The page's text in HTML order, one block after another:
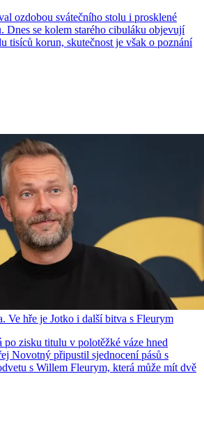
ozdobou svátečního stolu i prosklené
Dnes se kolem starého cibuláku objevují
tisíců korun, skutečnost je však o poznání
Ve hře je Jotko i další bitva s Fleurym
zisku titulu v polotěžké váze hned
Novotný připustil sjednocení pásů s
s Willem Fleurym, která může mít dvě